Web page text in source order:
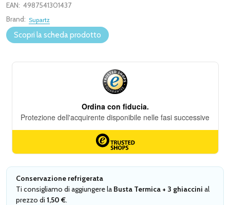
EAN: 4987541301437
Brand: Supartz
Scopri la scheda prodotto
Conservazione refrigerata
Ti consigliamo di aggiungere la Busta Termica + 3 ghiaccini al
prezzo di 1,50 €.